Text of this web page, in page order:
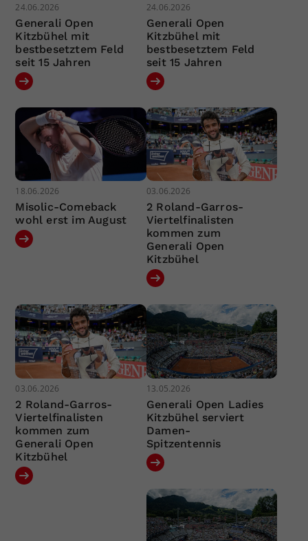
24.06.2026
Generali Open
Kitzbühel mit
bestbesetztem Feld
seit 15 Jahren
24.06.2026
Generali Open
Kitzbühel mit
bestbesetztem Feld
seit 15 Jahren
18.06.2026
Misolic-Comeback
wohl erst im August
03.06.2026
2 Roland-Garros-
Viertelfinalisten
kommen zum
Generali Open
Kitzbühel
03.06.2026
2 Roland-Garros-
Viertelfinalisten
kommen zum
Generali Open
Kitzbühel
13.05.2026
Generali Open Ladies
Kitzbühel serviert
Damen-
Spitzentennis